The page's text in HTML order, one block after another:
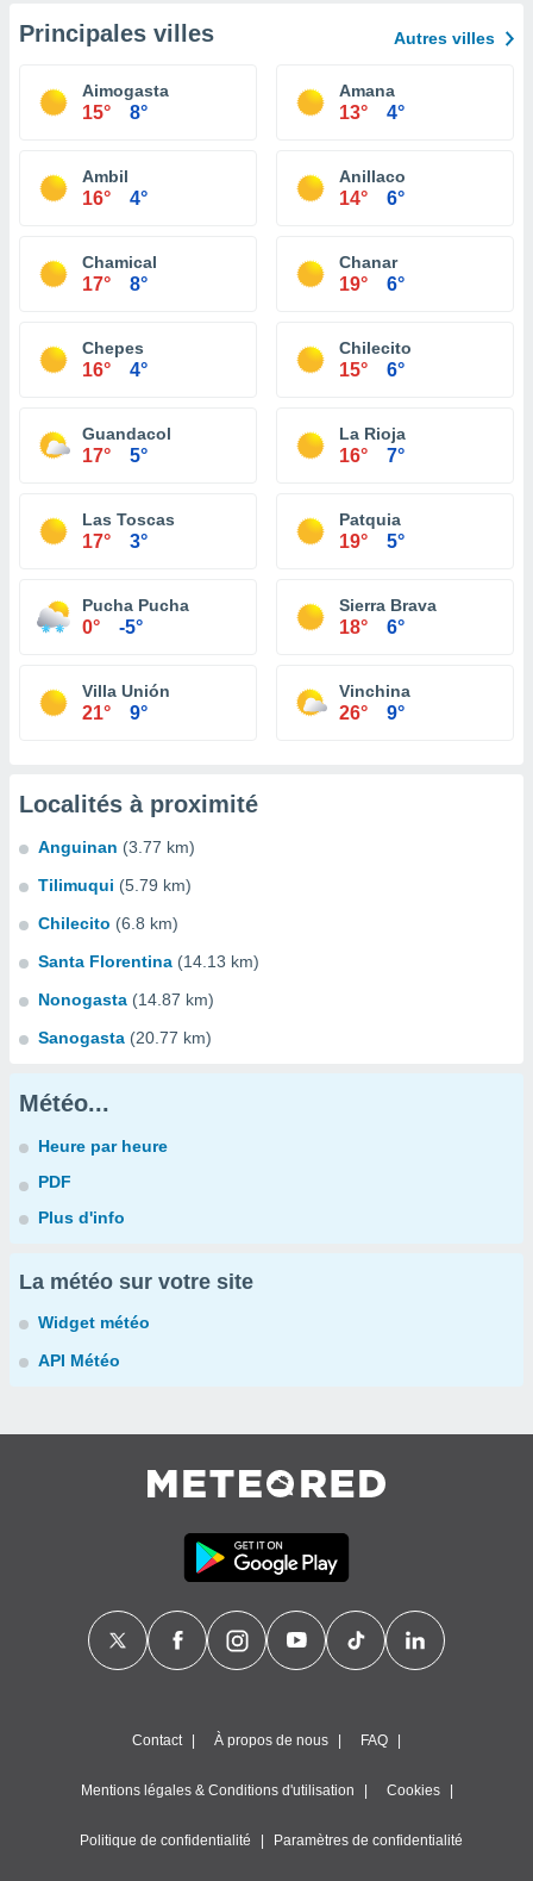
Principales villes Autres villes
Aimogasta
15° 8°
Amana
13° 4°
Ambil
16° 4°
Anillaco
14° 6°
Chamical
17° 8°
Chanar
19° 6°
Chepes
16° 4°
Chilecito
15° 6°
Guandacol
17° 5°
La Rioja
16° 7°
Las Toscas
17° 3°
Patquia
19° 5°
Pucha Pucha
0° -5°
Sierra Brava
18° 6°
Villa Unión
21° 9°
Vinchina
26° 9°
Localités à proximité
Anguinan (3.77 km)
Tilimuqui (5.79 km)
Chilecito (6.8 km)
Santa Florentina (14.13 km)
Nonogasta (14.87 km)
Sanogasta (20.77 km)
Météo...
Heure par heure
PDF
Plus d'info
La météo sur votre site
Widget météo
API Météo
Contact À propos de nous FAQ
Mentions légales & Conditions d'utilisation Cookies
Politique de confidentialité Paramètres de confidentialité